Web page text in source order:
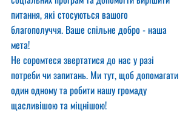
питання, які стосуються вашого
благополуччя. Ваше спільне добро - наша
мета!
Не соромтеся звертатися до нас у разі
потреби чи запитань. Ми тут, щоб допомагати
один одному та робити нашу громаду
щасливішою та міцнішою!